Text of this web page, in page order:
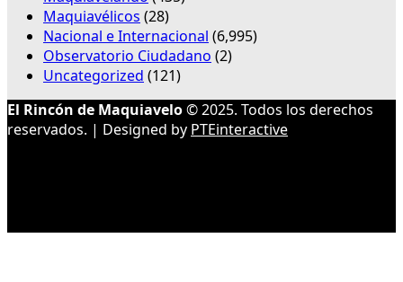
Maquiavélicos (28)
Nacional e Internacional (6,995)
Observatorio Ciudadano (2)
Uncategorized (121)
El Rincón de Maquiavelo© 2025. Todos los derechos
reservados. | Designed by PTEinteractive